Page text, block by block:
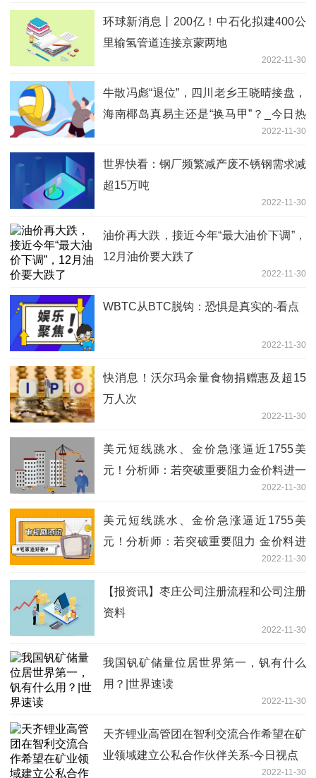
环球新消息丨200亿！中石化拟建400公
里输氢管道连接京蒙两地
2022-11-30
牛散冯彪“退位”，四川老乡王晓晴接盘，
海南椰岛真易主还是“换马甲”？_今日热
2022-11-30
世界快看：钢厂频繁减产废不锈钢需求减
超15万吨
2022-11-30
油价再大跌，接近今年“最大油价下调”，
12月油价要大跌了
2022-11-30
WBTC从BTC脱钩：恐惧是真实的-看点
2022-11-30
快消息！沃尔玛余量食物捐赠惠及超15
万人次
2022-11-30
美元短线跳水、金价急涨逼近1755美
元！分析师：若突破重要阻力金价料进一
2022-11-30
美元短线跳水、金价急涨逼近1755美
元！分析师：若突破重要阻力 金价料进
2022-11-30
【报资讯】枣庄公司注册流程和公司注册
资料
2022-11-30
我国钒矿储量位居世界第一，钒有什么
用？|世界速读
2022-11-30
天齐锂业高管团在智利交流合作希望在矿
业领域建立公私合作伙伴关系-今日视点
2022-11-30